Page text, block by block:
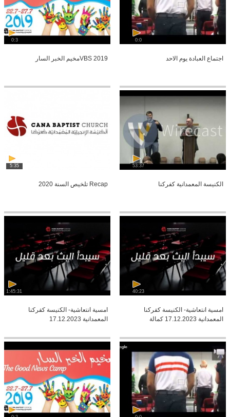
0:0
اجتماع العبادة يوم الاحد
0:3
VBS 2019مخيم الخبر السار
53:37
الكنيسة المعمدانية كفركنا
5:35
Recap تلخيص السنة 2020
40:23
امسية انتعاشية- الكنيسة كفركنا
المعمدانية 17.12.2023 كمالة
1:45:31
امسية انتعاشية- الكنيسة كفركنا
المعمدانية 17.12.2023